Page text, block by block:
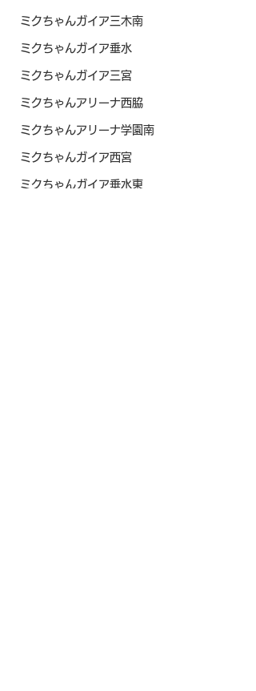
ミクちゃんガイア三木南
ミクちゃんガイア垂水
ミクちゃんガイア三宮
ミクちゃんアリーナ西脇
ミクちゃんアリーナ学園南
ミクちゃんガイア西宮
ミクちゃんガイア垂水東